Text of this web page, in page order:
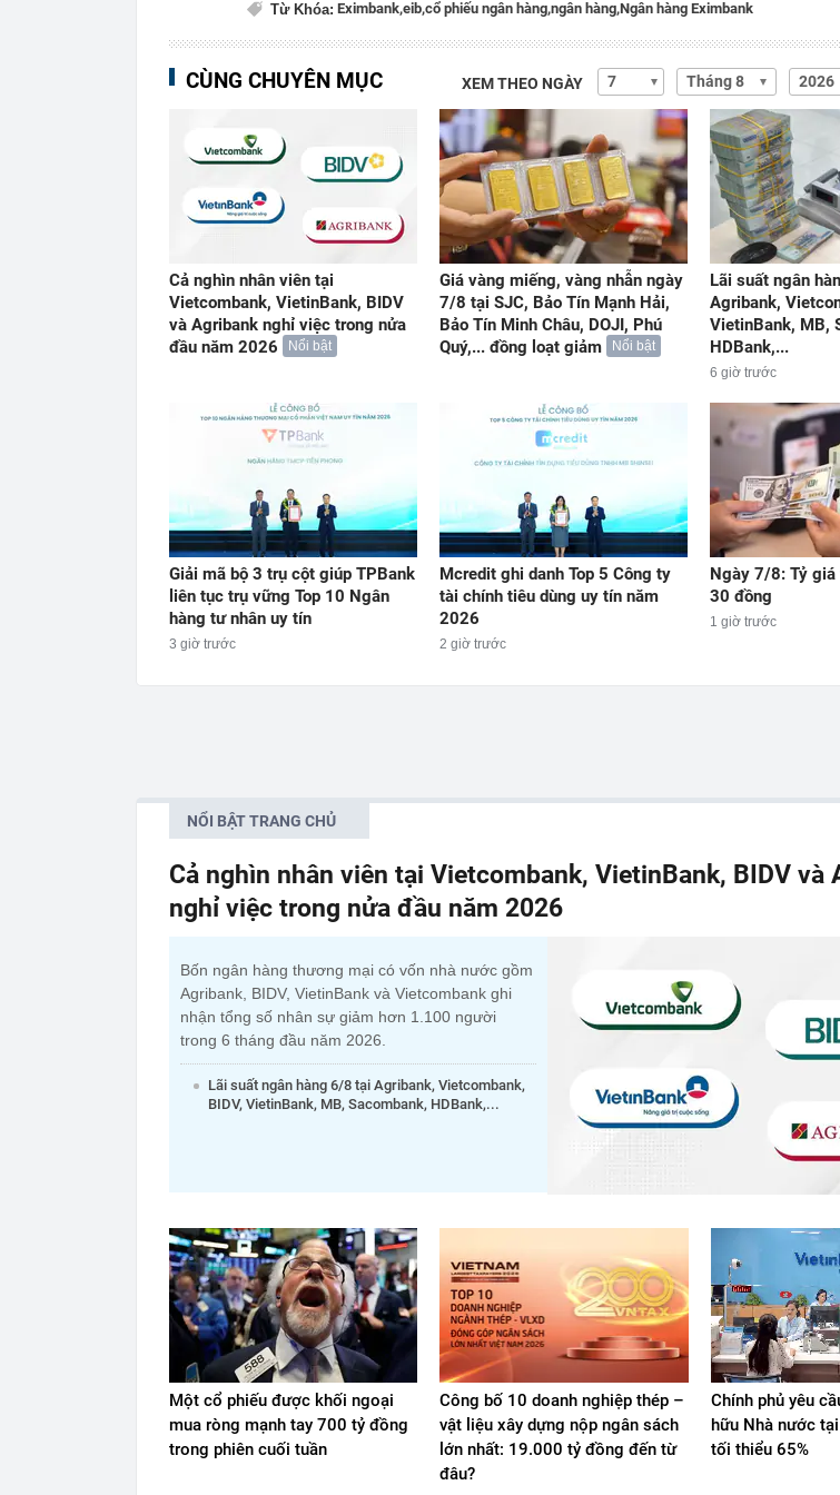
Từ Khóa: Eximbank,eib,cổ phiếu ngân hàng,ngân hàng,Ngân hàng Eximbank
CÙNG CHUYÊN MỤC XEM THEO NGÀY
Cả nghìn nhân viên tại
Vietcombank, VietinBank, BIDV
và Agribank nghỉ việc trong nửa
đầu năm 2026
Nổi bật
Giá vàng miếng, vàng nhẫn ngày
7/8 tại SJC, Bảo Tín Mạnh Hải,
Bảo Tín Minh Châu, DOJI, Phú
Quý,... đồng loạt giảm
Nổi bật
Lãi suất ngân
Agribank,
VietinBank, MB,
HDBank,...
6 giờ trước
Giải mã bộ 3 trụ cột giúp TPBank
liên tục trụ vững Top 10 Ngân
hàng tư nhân uy tín
3 giờ trước
Mcredit ghi danh Top 5 Công ty
tài chính tiêu dùng uy tín năm
2026
2 giờ trước
Ngày 7/8: Tỷ
30 đồng
1 giờ trước
NỔI BẬT TRANG CHỦ
Cả nghìn nhân viên tại Vietcombank, VietinBank, BIDV và
nghỉ việc trong nửa đầu năm 2026
Bốn ngân hàng thương mại có vốn nhà nước gồm
Agribank, BIDV, VietinBank và Vietcombank ghi
nhận tổng số nhân sự giảm hơn 1.100 người
trong 6 tháng đầu năm 2026.
Lãi suất ngân hàng 6/8 tại Agribank, Vietcombank,
BIDV, VietinBank, MB, Sacombank, HDBank,...
Một cổ phiếu được khối ngoại
mua ròng mạnh tay 700 tỷ đồng
trong phiên cuối tuần
Công bố 10 doanh nghiệp thép –
vật liệu xây dựng nộp ngân sách
lớn nhất: 19.000 tỷ đồng đến từ
đâu?
Chính phủ yêu
hữu Nhà nước
tối thiểu 65%